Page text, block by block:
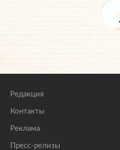
Редакция
Контакты
Реклама
Пресс-релизы